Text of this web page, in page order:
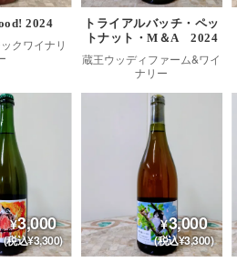
2024
クワイナリ
トライアルバッチ・ペッ
トナット・M＆A 2024
蔵王ウッディファーム&ワイ
ナリー
3,000
(税込¥3,300)
3,000
(税込¥3,300)